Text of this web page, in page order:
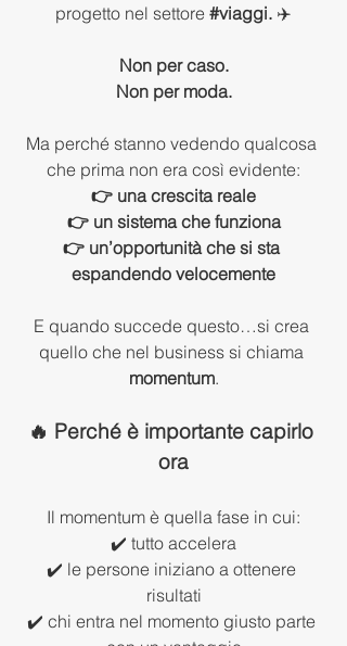
progetto nel settore #viaggi. ✈️
Non per caso.
Non per moda.
Ma perché stanno vedendo qualcosa
che prima non era così evidente:
👉 una crescita reale
👉 un sistema che funziona
👉 un’opportunità che si sta
espandendo velocemente
E quando succede questo…si crea
momentum.
🔥 Perché è importante capirlo
ora
Il momentum è quella fase in cui:
✔️ tutto accelera
✔️ le persone iniziano a ottenere
risultati
✔️ chi entra nel momento giusto parte